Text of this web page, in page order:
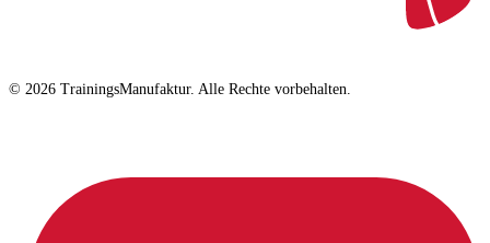
© 2026 TrainingsManufaktur. Alle Rechte vorbehalten.